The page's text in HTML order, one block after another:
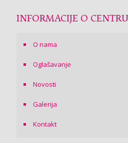
INFORMACIJE O CENTRU
O nama
Oglašavanje
Novosti
Galerija
Kontakt